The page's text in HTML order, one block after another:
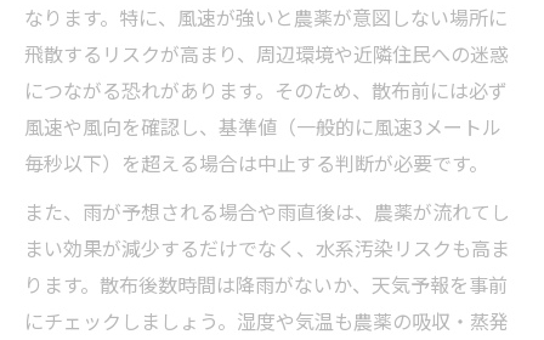
なります。特に、風速が強いと農薬が意図しない場所に
飛散するリスクが高まり、周辺環境や近隣住民への迷惑
につながる恐れがあります。そのため、散布前には必ず
風速や風向を確認し、基準値（一般的に風速3メートル
毎秒以下）を超える場合は中止する判断が必要です。
また、雨が予想される場合や雨直後は、農薬が流れてし
まい効果が減少するだけでなく、水系汚染リスクも高ま
ります。散布後数時間は降雨がないか、天気予報を事前
にチェックしましょう。湿度や気温も農薬の吸収・蒸発